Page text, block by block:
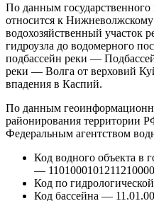
По данным государственного
относится к Нижневолжскому
водохозяйственный участок
гидроузла до водомерного
подбассейн реки —
реки — Волга от верховий
впадения в Каспий.
По данным
районирования территории
Федеральным агентством
Код водного объекта в
—
Код по
Код бассейна —